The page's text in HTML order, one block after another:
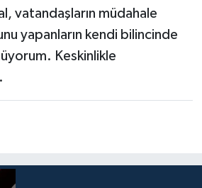
vatandaşların müdahale
yapanların kendi bilincinde
Keskinlikle